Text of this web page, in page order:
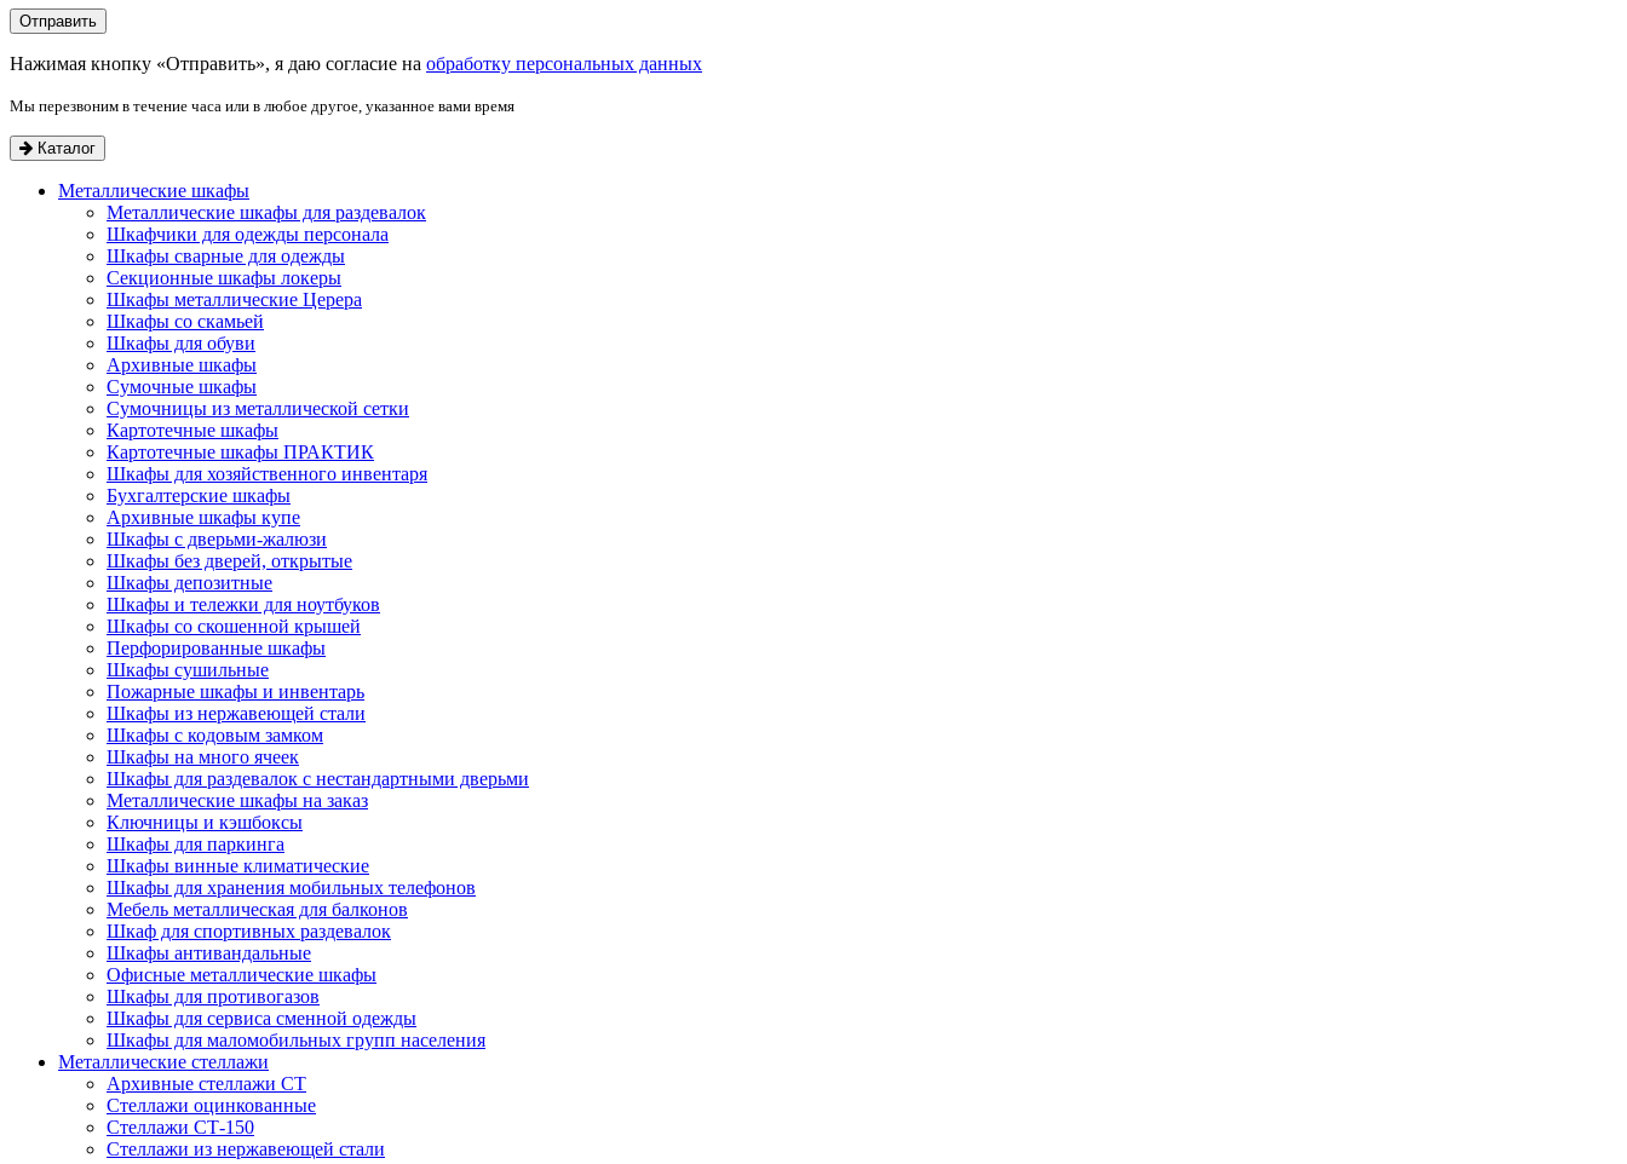
Нажимая кнопку «Отправить», я даю согласие на обработку персональных данных
Мы перезвоним в течение часа или в любое другое, указанное вами время
Каталог
Металлические шкафы
Металлические шкафы для раздевалок
Шкафчики для одежды персонала
Шкафы сварные для одежды
Секционные шкафы локеры
Шкафы металлические Церера
Шкафы со скамьей
Шкафы для обуви
Архивные шкафы
Сумочные шкафы
Сумочницы из металлической сетки
Картотечные шкафы
Картотечные шкафы ПРАКТИК
Шкафы для хозяйственного инвентаря
Бухгалтерские шкафы
Архивные шкафы купе
Шкафы с дверьми-жалюзи
Шкафы без дверей, открытые
Шкафы депозитные
Шкафы и тележки для ноутбуков
Шкафы со скошенной крышей
Перфорированные шкафы
Шкафы сушильные
Пожарные шкафы и инвентарь
Шкафы из нержавеющей стали
Шкафы с кодовым замком
Шкафы на много ячеек
Шкафы для раздевалок с нестандартными дверьми
Металлические шкафы на заказ
Ключницы и кэшбоксы
Шкафы для паркинга
Шкафы винные климатические
Шкафы для хранения мобильных телефонов
Мебель металлическая для балконов
Шкаф для спортивных раздевалок
Шкафы антивандальные
Офисные металлические шкафы
Шкафы для противогазов
Шкафы для сервиса сменной одежды
Шкафы для маломобильных групп населения
Металлические стеллажи
Архивные стеллажи СТ
Стеллажи оцинкованные
Стеллажи СТ-150
Стеллажи из нержавеющей стали